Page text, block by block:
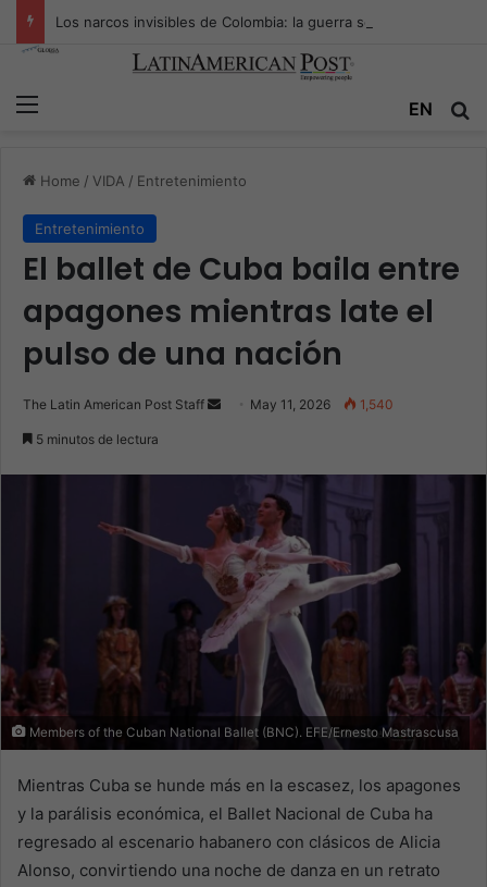
Menu EN
Home / VIDA / Entretenimiento
Entretenimiento
El ballet de Cuba baila entre
apagones mientras late el
pulso de una nación
The Latin American Post Staff
Send May 11, 2026 1,540
5 minutos de lectura
Members of the Cuban National Ballet (BNC). EFE/Ernesto Mastrascusa
Mientras Cuba se hunde más en la escasez, los apagones
y la parálisis económica, el Ballet Nacional de Cuba ha
regresado al escenario habanero con clásicos de Alicia
Alonso, convirtiendo una noche de danza en un retrato